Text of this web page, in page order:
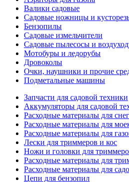
Валики садовые
Садовые ножницы и
Бензопилы
Садовые измельчители
Садовые пылесосы и
Мотобуры и ледорубы
Дровоколы
Очки, наушники и прочие
Подметальные машины
Запчасти для садовой техники
Аккумуляторы для садовой
Расходные материалы для
Расходные материалы для
Расходные материалы для
Лески для триммеров и кос
Ножи и головки для
Расходные материалы для
Расходные материалы для
Цепи для бензопил